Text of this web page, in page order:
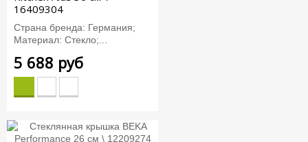
16409304
Страна бренда: Германия;
Материал: Стекло;...
5 688 руб